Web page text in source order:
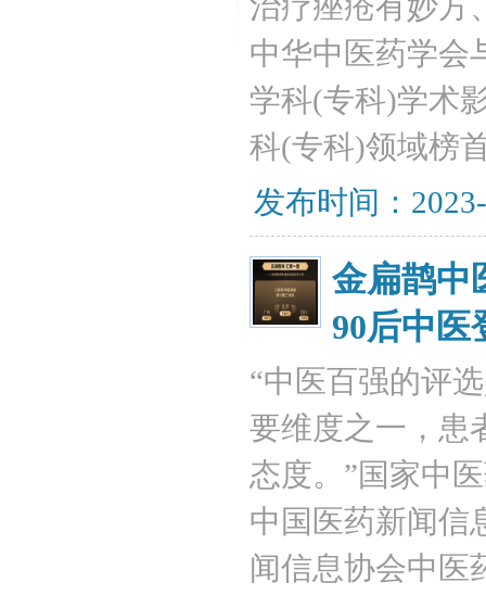
中华中医药学会
学科(专科)学术
科(专科)领域榜
发布时间：
金扁鹊中
90后中医
“中医百强的评
要维度之一，患
态度。”国家中
中国医药新闻信
闻信息协会中医